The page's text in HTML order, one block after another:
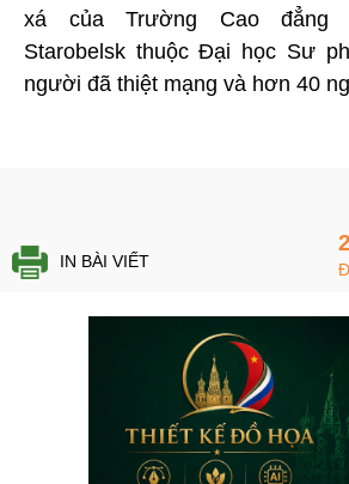
xá của Trường Cao đẳng
Starobelsk thuộc Đại học Sư
người đã thiệt mạng và hơn 40
IN BÀI VIẾT
2